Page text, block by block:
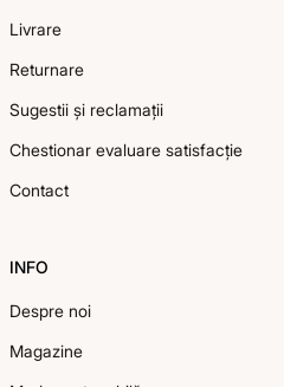
Livrare
Returnare
Sugestii și reclamații
Chestionar evaluare satisfacție
Contact
INFO
Despre noi
Magazine